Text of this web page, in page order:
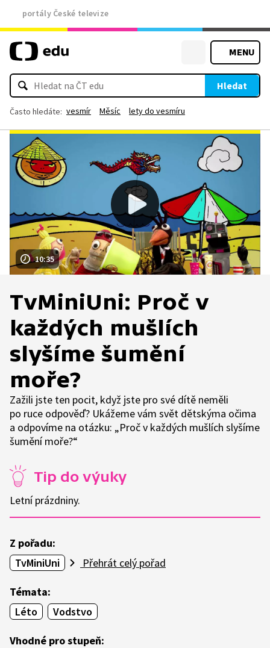
portály České televize
MENU
Hledat
Často hledáte: vesmír Měsíc lety do vesmíru
10:35
TvMiniUni: Proč v
každých mušlích
slyšíme šumění
moře?
Zažili jste ten pocit, když jste pro své dítě neměli
po ruce odpověď? Ukážeme vám svět dětskýma očima
a odpovíme na otázku: „Proč v každých mušlích slyšíme
šumění moře?“
Tip do výuky
Letní prázdniny.
Z pořadu:
TvMiniUni
Přehrát celý pořad
Témata:
Léto
Vodstvo
Vhodné pro stupeň: